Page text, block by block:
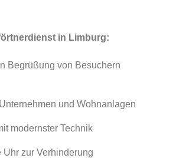
in Limburg:
Begrüßung von Besuchern
und Wohnanlagen
modernster Technik
zur Verhinderung